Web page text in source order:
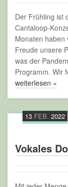
Der Frühling ist
Cantaloop-
Monaten
Freude unsere
was der
Programm. Wir
weiterlesen »
13 FEB. 2022
Vokales